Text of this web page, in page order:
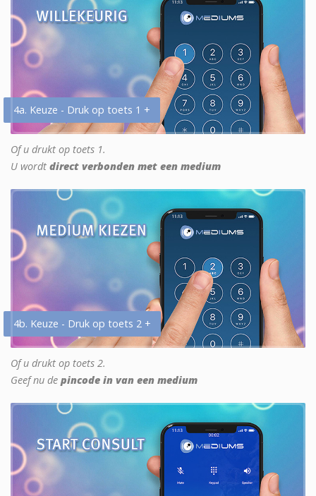
4a. Keuze - Druk op toets 1 +
Of u drukt op toets 1.
U wordt direct verbonden met een medium
4b. Keuze - Druk op toets 2 +
Of u drukt op toets 2.
Geef nu de pincode in van een medium